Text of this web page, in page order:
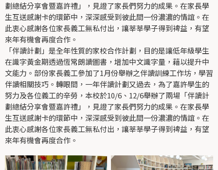
劃總結分享會暨嘉許禮」，見證了家長們努力的成果。在家長學
生互送感謝卡的環節中，深深感受到彼此間一份濃濃的情誼。在
此衷心感謝各位家長義工無私付出，讓莘莘學子得到裨益，有望
來年有機會再度合作。
「伴讀計劃」是全年性質的家校合作計劃，目的是讓低年級學生
在識字黃金期透過恆常朗讀圖書，增加中文識字量，藉以提升中
文能力。部份家長義工參加了1月份舉辦之伴讀訓練工作坊，學習
伴讀相關技巧。轉眼間，一年伴讀計劃又過去，為了嘉許學生的
努力及各位義工的辛勞，本校於10/6、12/6舉辦了兩場「伴讀計
劃總結分享會暨嘉許禮」，見證了家長們努力的成果。在家長學
生互送感謝卡的環節中，深深感受到彼此間一份濃濃的情誼。在
此衷心感謝各位家長義工無私付出，讓莘莘學子得到裨益，有望
來年有機會再度合作。